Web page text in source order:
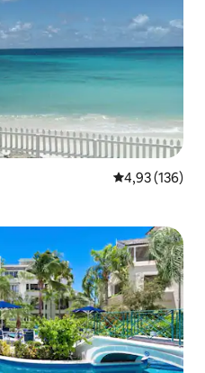
Classificação
4,93 (136)
apreciados